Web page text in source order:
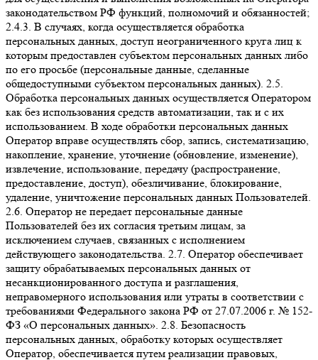
законодательством РФ функций, полномочий и обязанностей;
2.4.3. В случаях, когда осуществляется обработка
персональных данных, доступ неограниченного круга лиц к
которым предоставлен субъектом персональных данных либо
по его просьбе (персональные данные, сделанные
общедоступными субъектом персональных данных). 2.5.
Обработка персональных данных осуществляется Оператором
как без использования средств автоматизации, так и с их
использованием. В ходе обработки персональных данных
Оператор вправе осуществлять сбор, запись, систематизацию,
накопление, хранение, уточнение (обновление, изменение),
извлечение, использование, передачу (распространение,
предоставление, доступ), обезличивание, блокирование,
удаление, уничтожение персональных данных Пользователей.
2.6. Оператор не передает персональные данные
Пользователей без их согласия третьим лицам, за
исключением случаев, связанных с исполнением
действующего законодательства. 2.7. Оператор обеспечивает
защиту обрабатываемых персональных данных от
несанкционированного доступа и разглашения,
неправомерного использования или утраты в соответствии с
требованиями Федерального закона РФ от 27.07.2006 г. № 152-
ФЗ «О персональных данных». 2.8. Безопасность
персональных данных, обработку которых осуществляет
Оператор, обеспечивается путем реализации правовых,